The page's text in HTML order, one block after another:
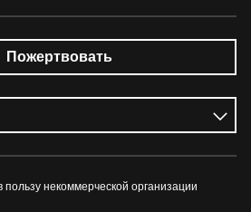
Пожертвовать
некоммерческой организации